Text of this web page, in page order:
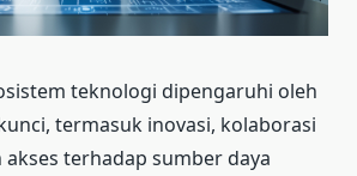
teknologi dipengaruhi oleh
termasuk inovasi, kolaborasi
terhadap sumber daya